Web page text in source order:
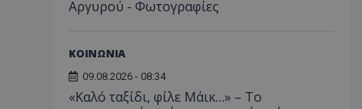
Αργυρού - Φωτογραφίες
ΚΟΙΝΩΝΙΑ
09.08.2026 - 08:34
«Καλό ταξίδι, φίλε Μάικ…» – Το